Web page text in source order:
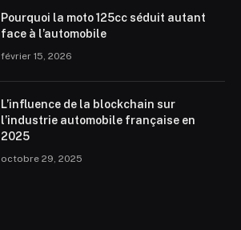
Pourquoi la moto 125cc séduit autant
face à l’automobile
février 15, 2026
L’influence de la blockchain sur
l’industrie automobile française en
2025
octobre 29, 2025